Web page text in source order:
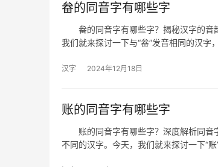
畚的同音字有哪些字
畚的同音字有哪些字？揭秘汉字的音
我们就来探讨一下与“畚”发音相同的汉字
汉字 2024年12月18日
账的同音字有哪些字
账的同音字有哪些字？深度解析同音
不同的汉字。今天，我们就来探讨一下“